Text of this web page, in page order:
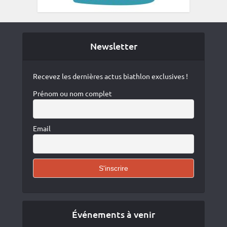
Newsletter
Recevez les dernières actus biathlon exclusives !
Prénom ou nom complet
Email
Événements à venir